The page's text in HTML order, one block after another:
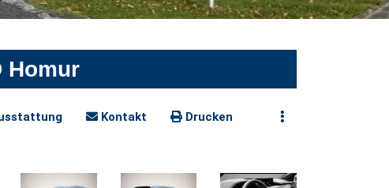
Homur
Kontakt Drucken